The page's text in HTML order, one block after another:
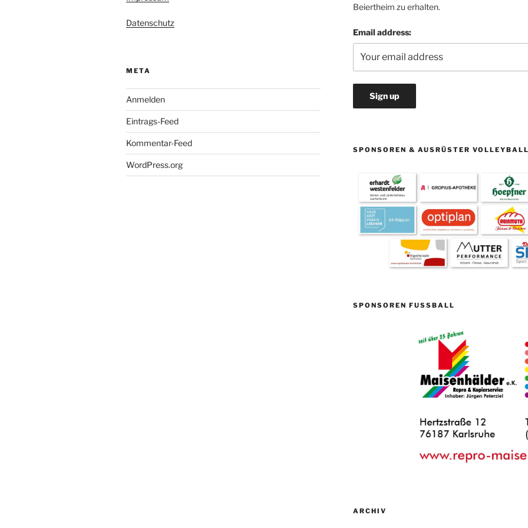
Datenschutz
META
Anmelden
Eintrags-Feed
Kommentar-Feed
WordPress.org
Beiertheim zu erhalten.
Email address:
SPONSOREN & AUSRÜSTER
SPONSOREN FUSSBALL
ARCHIV